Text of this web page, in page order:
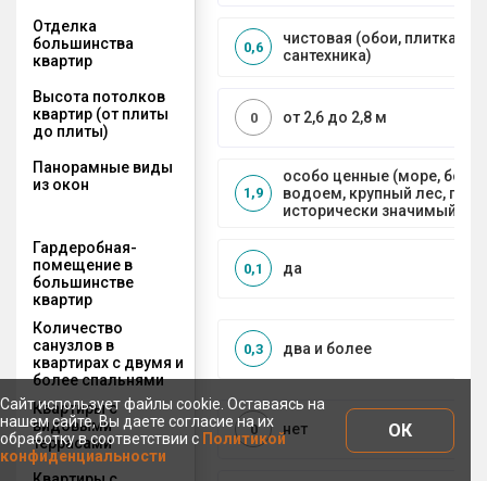
Отделка
большинства
квартир
чистовая (обои, плитка,
сантехника)
0,6
Высота потолков
квартир (от плиты
до плиты)
от 2,6 до 2,8 м
0
Панорамные виды
из окон
особо ценные (море,
водоем, крупный лес,
исторически значимый
1,9
Гардеробная-
помещение в
большинстве
квартир
да
0,1
Количество
санузлов в
квартирах с двумя и
более спальнями
два и более
0,3
Квартиры с
видовыми
террасами
нет
0
Сайт использует файлы cookie. Оставаясь на
нашем сайте, Вы даете согласие на их
обработку в соответствии с Политикой
конфиденциальности
ОК